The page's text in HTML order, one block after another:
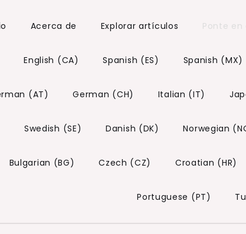
Acerca de Explorar artículos Ponte
English (CA) Spanish (ES) Spanish (MX)
(AT) German (CH) Italian (IT)
Swedish (SE) Danish (DK) Norwegian
Bulgarian (BG) Czech (CZ) Croatian (HR)
Portuguese (PT)